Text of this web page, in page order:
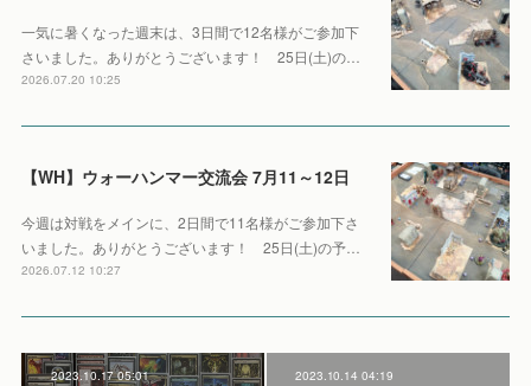
一気に暑くなった週末は、3日間で12名様がご参加下
さいました。ありがとうございます！ 25日(土)の…
2026.07.20 10:25
【WH】ウォーハンマー交流会 7月11～12日
今週は対戦をメインに、2日間で11名様がご参加下さ
いました。ありがとうございます！ 25日(土)の予…
2026.07.12 10:27
2023.10.17 05:01 2023.10.14 04:19